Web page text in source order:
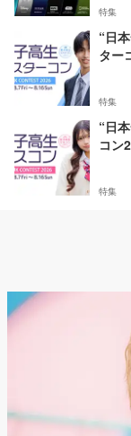
特集
“日
ター
特集
“日
コン
特集